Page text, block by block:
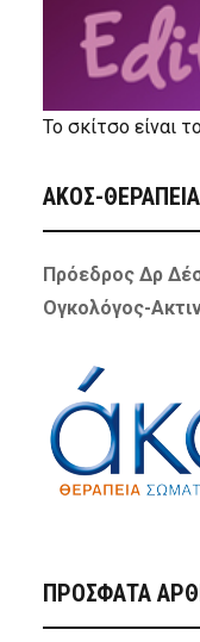
Το σκίτσο είναι
ΑΚΟΣ-
Πρόεδρος Δρ
Ογκολόγος-
ΠΡΌΣΦΑΤΑ